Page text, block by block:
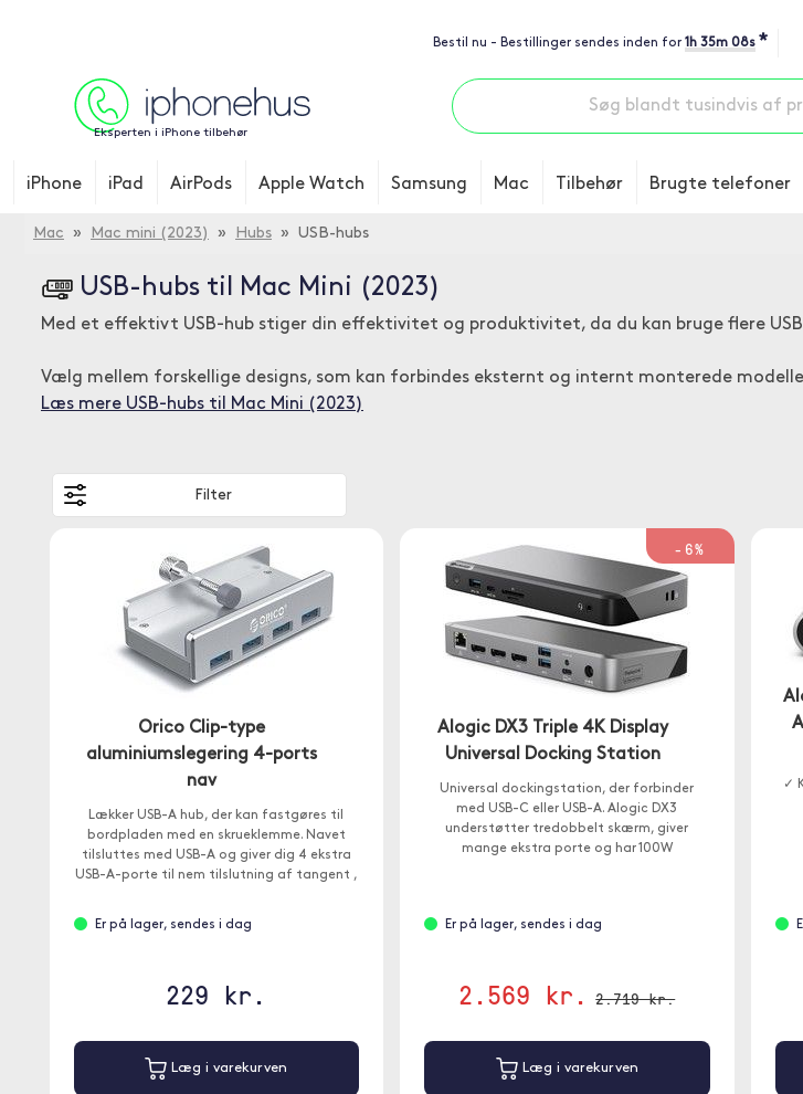
Bestil nu - Bestillinger sendes inden for 1h 35m 07s *
Eksperten i iPhone tilbehør
iPhone iPad AirPods Apple Watch Samsung Mac Tilbehør Brugte telefoner
Mac » Mac mini (2023) » Hubs » USB-hubs
USB-hubs til Mac Mini (2023)
Med et effektivt USB-hub stiger din effektivitet og produktivitet, da du kan bruge flere
Vælg mellem forskellige designs, som kan forbindes eksternt og internt monterede
Læs mere USB-hubs til Mac Mini (2023)
Filter
Orico Clip-type
aluminiumslegering 4-ports
nav
Lækker USB-A hub, der kan fastgøres til
bordpladen med en skrueklemme. Navet
tilsluttes med USB-A og giver dig 4 ekstra
USB-A-porte til nem tilslutning af tangent ,
Er på lager, sendes i dag
229 kr.
Læg i varekurven
-6%
Alogic DX3 Triple 4K Display
Universal Docking Station
Universal dockingstation, der forbinder
med USB-C eller USB-A. Alogic DX3
understøtter tredobbelt skærm, giver
mange ekstra porte og har 100W
Er på lager, sendes i dag
2.569 kr. 2.719 kr.
Læg i varekurven
✓